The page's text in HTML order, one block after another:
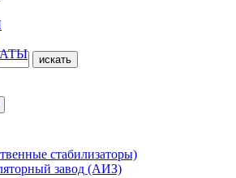
стабилизаторы)
завод (АИЗ)